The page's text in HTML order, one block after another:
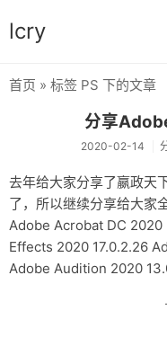
lcry
首页 » 标签 PS 下的文章
分享
2020-02-14
去年给大家分享了嬴政天
了，所以继续分享给大家
Adobe Acrobat DC
Effects 2020 17.0.2.26
Adobe Audition 2020